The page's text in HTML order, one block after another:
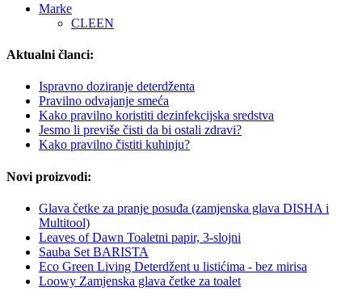
Marke
CLEEN
Aktualni članci:
Ispravno doziranje deterdženta
Pravilno odvajanje smeća
Kako pravilno koristiti dezinfekcijska sredstva
Jesmo li previše čisti da bi ostali zdravi?
Kako pravilno čistiti kuhinju?
Novi proizvodi:
Glava četke za pranje posuđa (zamjenska glava DISHA i
Multitool)
Leaves of Dawn Toaletni papir, 3-slojni
Sauba Set BARISTA
Eco Green Living Deterdžent u listićima - bez mirisa
Loowy Zamjenska glava četke za toalet